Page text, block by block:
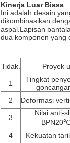
Kinerja Luar Biasa
Ini adalah desain
dikombinasikan
aspal.Lapisan
dua komponen yang
Tidak. Proyek
1
Tingkat
2
Deformasi
3
Nilai anti-
4
Kekuatan